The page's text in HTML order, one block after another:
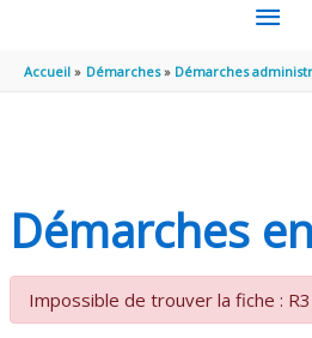
MENU
Accueil Démarches Démarches
Démarches
Impossible de trouver la fiche :